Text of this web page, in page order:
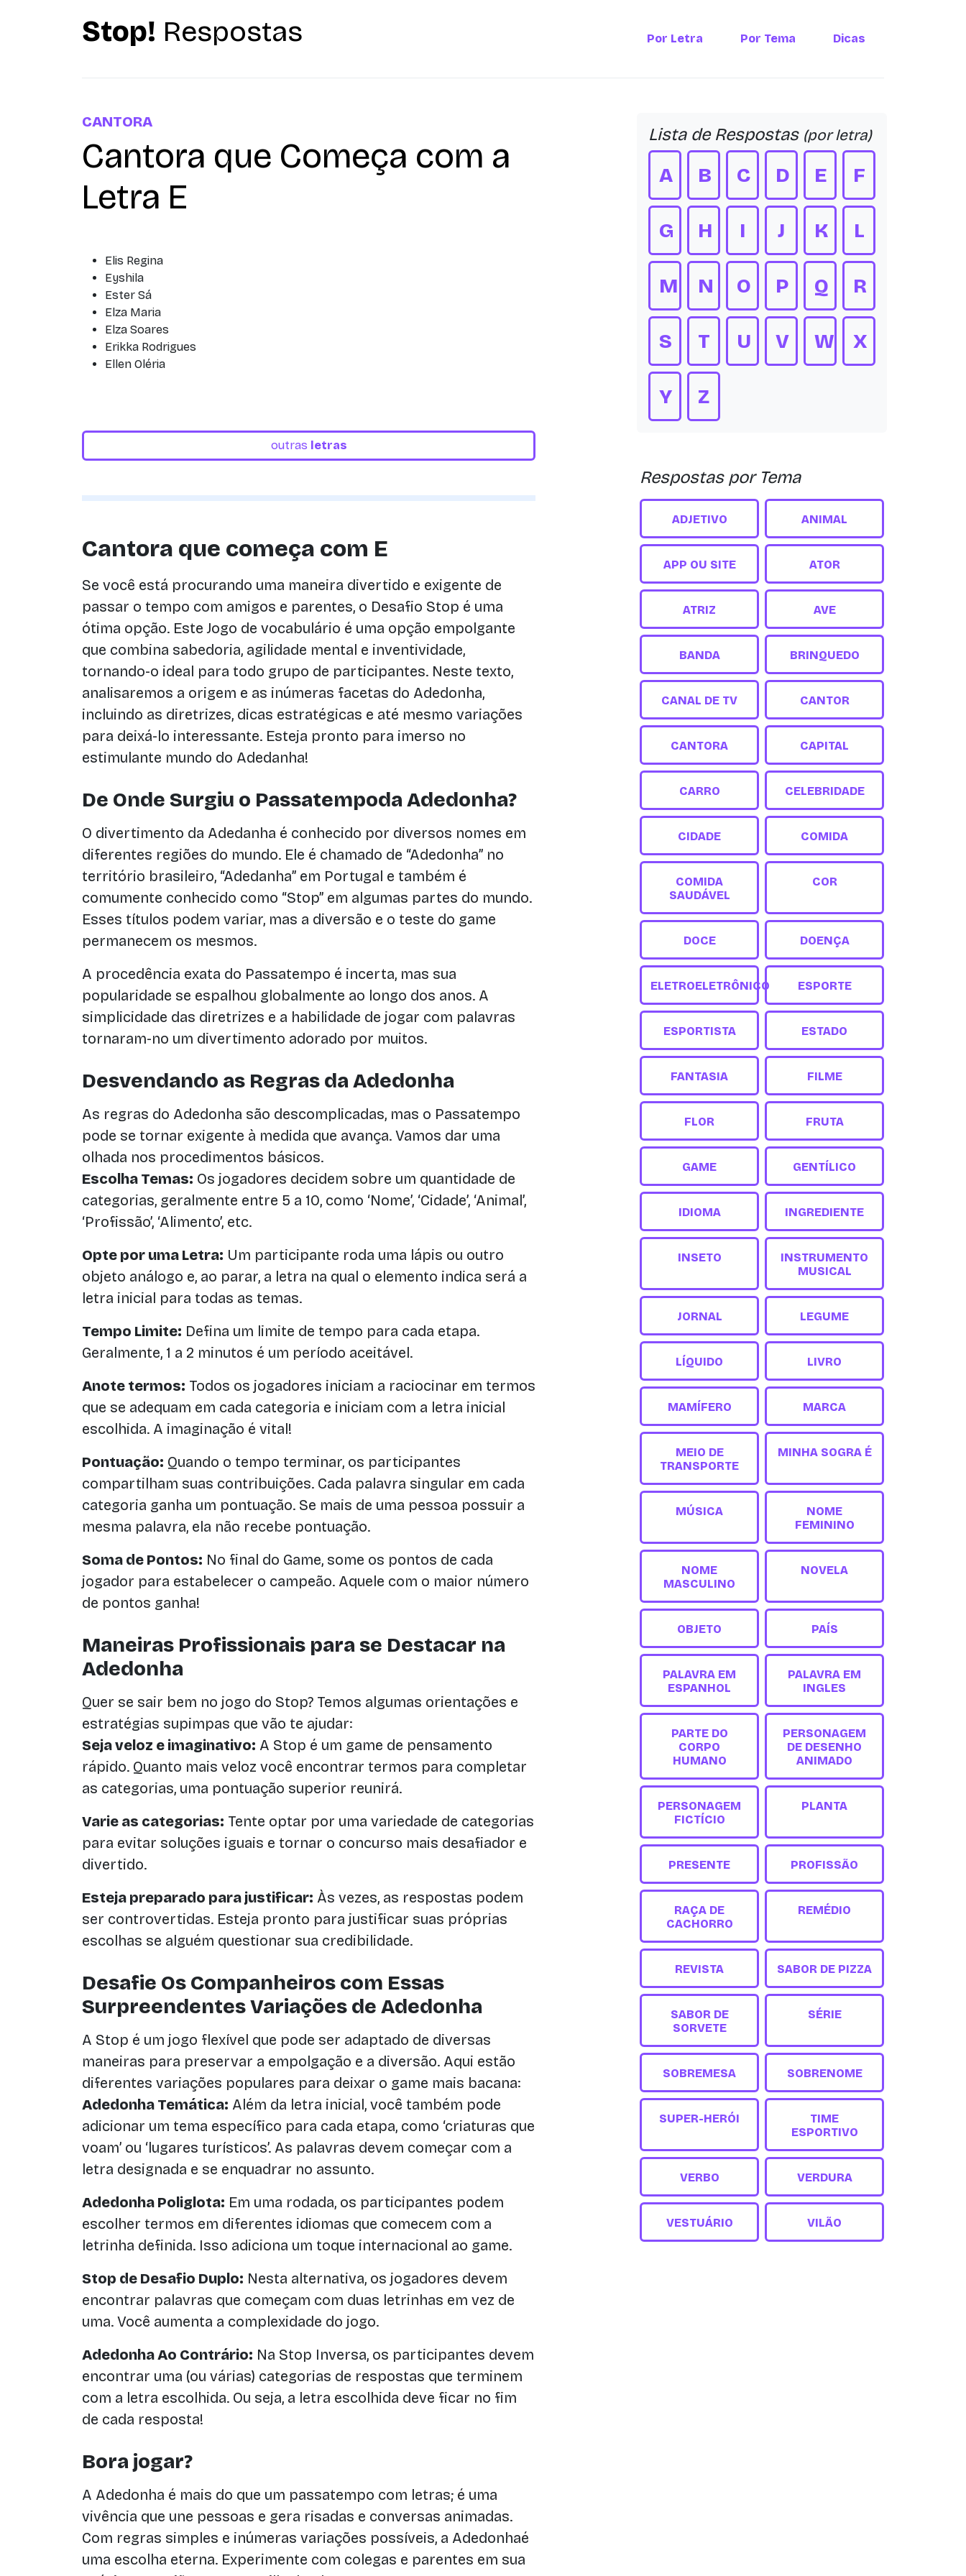
Stop! Respostas Por Letra Por Tema Dicas
CANTORA
Cantora que Começa com a
Letra E
Elis Regina
Eyshila
Ester Sá
Elza Maria
Elza Soares
Erikka Rodrigues
Ellen Oléria
outras letras
Cantora que começa com E
Se você está procurando uma maneira divertido e exigente de
passar o tempo com amigos e parentes, o Desafio Stop é uma
ótima opção. Este Jogo de vocabulário é uma opção empolgante
que combina sabedoria, agilidade mental e inventividade,
tornando-o ideal para todo grupo de participantes. Neste texto,
analisaremos a origem e as inúmeras facetas do Adedonha,
incluindo as diretrizes, dicas estratégicas e até mesmo variações
para deixá-lo interessante. Esteja pronto para imerso no
estimulante mundo do Adedanha!
De Onde Surgiu o Passatempoda Adedonha?
O divertimento da Adedanha é conhecido por diversos nomes em
diferentes regiões do mundo. Ele é chamado de “Adedonha” no
território brasileiro, “Adedanha” em Portugal e também é
comumente conhecido como “Stop” em algumas partes do mundo.
Esses títulos podem variar, mas a diversão e o teste do game
permanecem os mesmos.
A procedência exata do Passatempo é incerta, mas sua
popularidade se espalhou globalmente ao longo dos anos. A
simplicidade das diretrizes e a habilidade de jogar com palavras
tornaram-no um divertimento adorado por muitos.
Desvendando as Regras da Adedonha
As regras do Adedonha são descomplicadas, mas o Passatempo
pode se tornar exigente à medida que avança. Vamos dar uma
olhada nos procedimentos básicos.
Escolha Temas: Os jogadores decidem sobre um quantidade de
categorias, geralmente entre 5 a 10, como ‘Nome’, ‘Cidade’, ‘Animal’,
‘Profissão’, ‘Alimento’, etc.
Opte por uma Letra: Um participante roda uma lápis ou outro
objeto análogo e, ao parar, a letra na qual o elemento indica será a
letra inicial para todas as temas.
Tempo Limite: Defina um limite de tempo para cada etapa.
Geralmente, 1 a 2 minutos é um período aceitável.
Anote termos: Todos os jogadores iniciam a raciocinar em termos
que se adequam em cada categoria e iniciam com a letra inicial
escolhida. A imaginação é vital!
Pontuação: Quando o tempo terminar, os participantes
compartilham suas contribuições. Cada palavra singular em cada
categoria ganha um pontuação. Se mais de uma pessoa possuir a
mesma palavra, ela não recebe pontuação.
Soma de Pontos: No final do Game, some os pontos de cada
jogador para estabelecer o campeão. Aquele com o maior número
de pontos ganha!
Maneiras Profissionais para se Destacar na
Adedonha
Quer se sair bem no jogo do Stop? Temos algumas orientações e
estratégias supimpas que vão te ajudar:
Seja veloz e imaginativo: A Stop é um game de pensamento
rápido. Quanto mais veloz você encontrar termos para completar
as categorias, uma pontuação superior reunirá.
Varie as categorias: Tente optar por uma variedade de categorias
para evitar soluções iguais e tornar o concurso mais desafiador e
divertido.
Esteja preparado para justificar: Às vezes, as respostas podem
ser controvertidas. Esteja pronto para justificar suas próprias
escolhas se alguém questionar sua credibilidade.
Desafie Os Companheiros com Essas
Surpreendentes Variações de Adedonha
A Stop é um jogo flexível que pode ser adaptado de diversas
maneiras para preservar a empolgação e a diversão. Aqui estão
diferentes variações populares para deixar o game mais bacana:
Adedonha Temática: Além da letra inicial, você também pode
adicionar um tema específico para cada etapa, como ‘criaturas que
voam’ ou ‘lugares turísticos’. As palavras devem começar com a
letra designada e se enquadrar no assunto.
Adedonha Poliglota: Em uma rodada, os participantes podem
escolher termos em diferentes idiomas que comecem com a
letrinha definida. Isso adiciona um toque internacional ao game.
Stop de Desafio Duplo: Nesta alternativa, os jogadores devem
encontrar palavras que começam com duas letrinhas em vez de
uma. Você aumenta a complexidade do jogo.
Adedonha Ao Contrário: Na Stop Inversa, os participantes devem
encontrar uma (ou várias) categorias de respostas que terminem
com a letra escolhida. Ou seja, a letra escolhida deve ficar no fim
de cada resposta!
Bora jogar?
A Adedonha é mais do que um passatempo com letras; é uma
vivência que une pessoas e gera risadas e conversas animadas.
Com regras simples e inúmeras variações possíveis, a Adedonhaé
uma escolha eterna. Experimente com colegas e parentes em sua
Lista de Respostas (por letra)
A B C D E F
G H I J K L
M N O P Q R
S T U V W X
Y Z
Respostas por Tema
ADJETIVO ANIMAL
APP OU SITE ATOR
ATRIZ AVE
BANDA BRINQUEDO
CANAL DE TV CANTOR
CANTORA CAPITAL
CARRO CELEBRIDADE
CIDADE COMIDA
COMIDA
SAUDÁVEL
COR
DOCE DOENÇA
ELETROELETRÔNICO ESPORTE
ESPORTISTA ESTADO
FANTASIA FILME
FLOR FRUTA
GAME GENTÍLICO
IDIOMA INGREDIENTE
INSETO
INSTRUMENTO
MUSICAL
JORNAL LEGUME
LÍQUIDO LIVRO
MAMÍFERO MARCA
MEIO DE
TRANSPORTE
MINHA SOGRA É
MÚSICA
NOME
FEMININO
NOME
MASCULINO
NOVELA
OBJETO PAÍS
PALAVRA EM
ESPANHOL
PALAVRA EM
INGLES
PARTE DO
CORPO
HUMANO
PERSONAGEM
DE DESENHO
ANIMADO
PERSONAGEM
FICTÍCIO
PLANTA
PRESENTE PROFISSÃO
RAÇA DE
CACHORRO
REMÉDIO
REVISTA SABOR DE PIZZA
SABOR DE
SORVETE
SÉRIE
SOBREMESA SOBRENOME
SUPER-HERÓI
TIME
ESPORTIVO
VERBO VERDURA
VESTUÁRIO VILÃO